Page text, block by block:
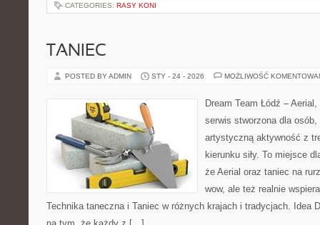
CATEGORIES: RASY KONI
TANIEC
POSTED BY ADMIN STY - 24 - 2026 MOŻLIWOŚĆ
Dream Team Łódź –
serwis stworzona dla
artystyczną aktywność z
kierunku siły. To miejsce
że Aerial oraz taniec na
wow, ale też realnie
Technika taneczna i Taniec w różnych krajach i tradycjach. Idea